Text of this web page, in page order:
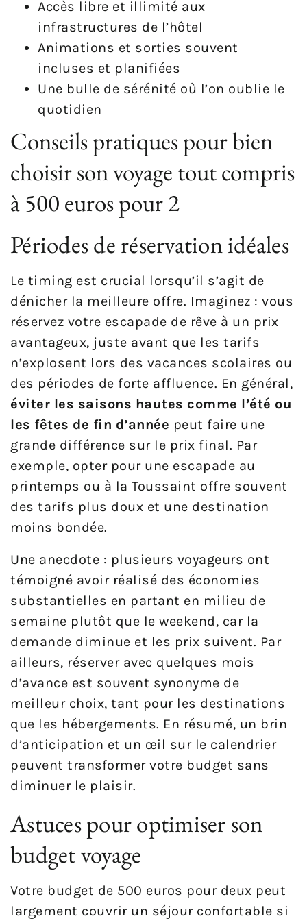
Accès libre et illimité aux
infrastructures de l’hôtel
Animations et sorties souvent
incluses et planifiées
Une bulle de sérénité où l’on oublie le
quotidien
Conseils pratiques pour bien
choisir son voyage tout compris
à 500 euros pour 2
Périodes de réservation idéales
Le timing est crucial lorsqu’il s’agit de
dénicher la meilleure offre. Imaginez : vous
réservez votre escapade de rêve à un prix
avantageux, juste avant que les tarifs
n’explosent lors des vacances scolaires ou
des périodes de forte affluence. En général,
éviter les saisons hautes comme l’été ou
les fêtes de fin d’année peut faire une
grande différence sur le prix final. Par
exemple, opter pour une escapade au
printemps ou à la Toussaint offre souvent
des tarifs plus doux et une destination
moins bondée.
Une anecdote : plusieurs voyageurs ont
témoigné avoir réalisé des économies
substantielles en partant en milieu de
semaine plutôt que le weekend, car la
demande diminue et les prix suivent. Par
ailleurs, réserver avec quelques mois
d’avance est souvent synonyme de
meilleur choix, tant pour les destinations
que les hébergements. En résumé, un brin
d’anticipation et un œil sur le calendrier
peuvent transformer votre budget sans
diminuer le plaisir.
Astuces pour optimiser son
budget voyage
Votre budget de 500 euros pour deux peut
largement couvrir un séjour confortable si